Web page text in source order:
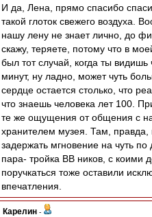
И да, Лена, прямо спасибо
такой глоток свежего воздуха.
нашу лену не знает лично, до
скажу, теряете, потому что в
был тот случай, когда ты видишь
минут, ну ладно, может чуть
сердце остается столько, что
что знаешь человека лет 100.
те же ощущения от общения с
хранителем музея. Там, правда,
задержать мгновение на чуть
пара- тройка ВВ ников, с коими
поручкаться тоже оставили
впечатления.
Карелин -